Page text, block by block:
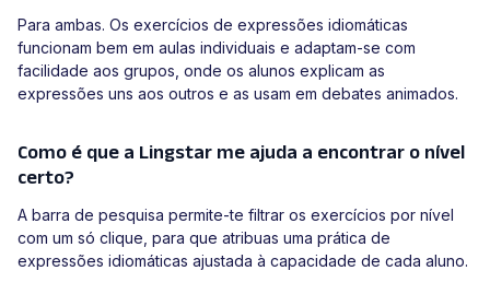
Para ambas. Os exercícios de expressões idiomáticas
funcionam bem em aulas individuais e adaptam-se com
facilidade aos grupos, onde os alunos explicam as
expressões uns aos outros e as usam em debates animados.
Como é que a Lingstar me ajuda a encontrar o nível
certo?
A barra de pesquisa permite-te filtrar os exercícios por nível
com um só clique, para que atribuas uma prática de
expressões idiomáticas ajustada à capacidade de cada aluno.